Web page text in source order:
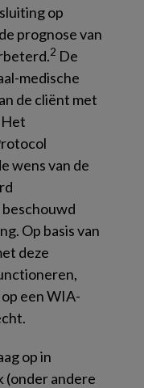
op
prognose van
2 De
medische
de cliënt met
wens van de
beschouwd
Op basis van
deze
een WIA-
op in
(onder andere